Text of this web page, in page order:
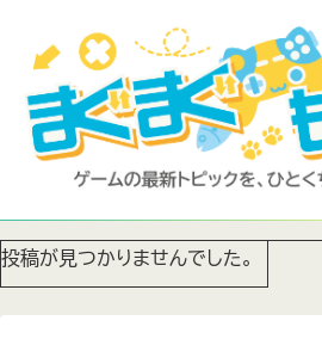
投稿が見つかりませんでした。